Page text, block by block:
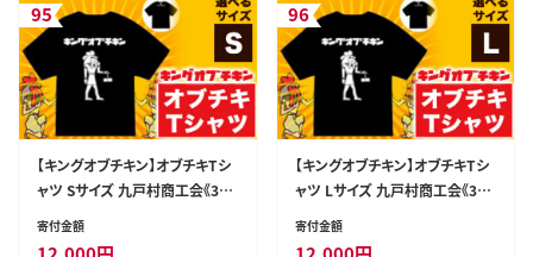
95
【キングオブチキン】オブチキTシ
ャツ Sサイズ 九戸村商工会《30
日以内に出荷予定(土日祝除
く）》岩手県 九戸村 Tシャツ 服---
寄付金額
96
【キングオブチキン】オブチキTシ
ャツ Lサイズ 九戸村商工会《30
日以内に出荷予定(土日祝除
く）》岩手県 九戸村 Tシャツ 服---
寄付金額